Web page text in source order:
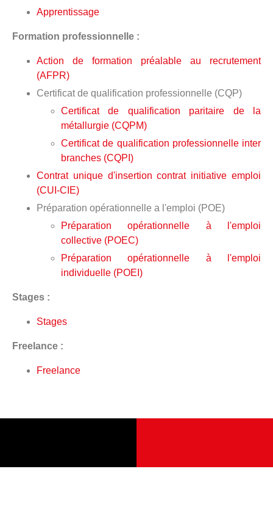
Apprentissage
Formation professionnelle :
Action de formation préalable au recrutement
(AFPR)
Certificat de qualification professionnelle (CQP)
Certificat de qualification paritaire de la
métallurgie (CQPM)
Certificat de qualification professionnelle inter
branches (CQPI)
Contrat unique d'insertion contrat initiative emploi
(CUI-CIE)
Préparation opérationnelle a l'emploi (POE)
Préparation opérationnelle à l'emploi
collective (POEC)
Préparation opérationnelle à l'emploi
individuelle (POEI)
Stages :
Stages
Freelance :
Freelance